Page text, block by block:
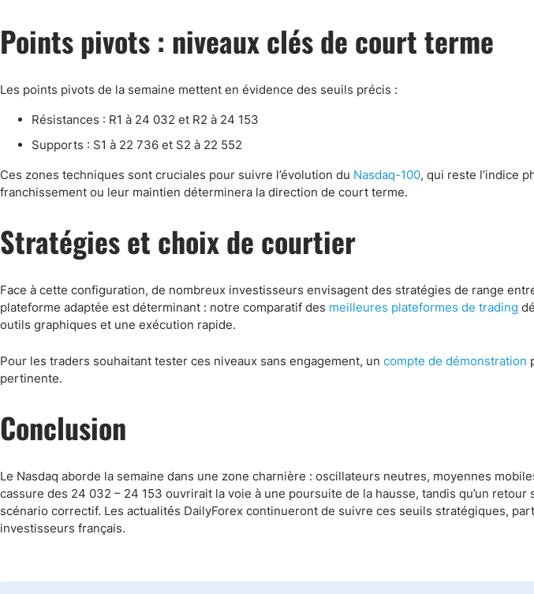
Points pivots : niveaux clés de court terme
Les points pivots de la semaine mettent en évidence des seuils précis :
Résistances : R1 à 24 032 et R2 à 24 153
Supports : S1 à 22 736 et S2 à 22 552
Ces zones techniques sont cruciales pour suivre l’évolution du Nasdaq-100, qui reste l’indice
franchissement ou leur maintien déterminera la direction de court terme.
Stratégies et choix de courtier
Face à cette configuration, de nombreux investisseurs envisagent des stratégies de range
plateforme adaptée est déterminant : notre comparatif des meilleures plateformes de trading
outils graphiques et une exécution rapide.
Pour les traders souhaitant tester ces niveaux sans engagement, un compte de démonstration
pertinente.
Conclusion
Le Nasdaq aborde la semaine dans une zone charnière : oscillateurs neutres, moyennes
cassure des 24 032 – 24 153 ouvrirait la voie à une poursuite de la hausse, tandis qu’un
scénario correctif. Les actualités DailyForex continueront de suivre ces seuils stratégiques,
investisseurs français.